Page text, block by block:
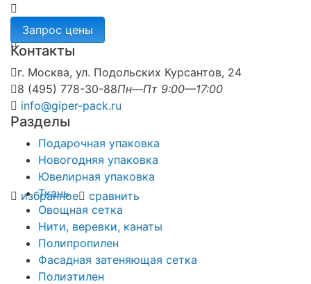
избранное сравнить
Контакты
г. Москва, ул. Подольских Курсантов, 24
8 (495) 778-30-88Пн—Пт 9:00—17:00
info@giper-pack.ru
Разделы
Подарочная упаковка
Новогодняя упаковка
Ювелирная упаковка
Ткань
Овощная сетка
Нити, веревки, канаты
Полипропилен
Фасадная затеняющая сетка
Полиэтилен